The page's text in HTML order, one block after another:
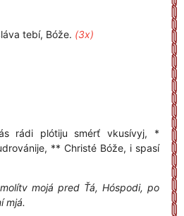
tebí, Bóže. (3x)
rádi plótiju smérť vkusívyj, *
** Christé Bóže, i spasí
mojá pred Ťá, Hóspodi, po
mjá.